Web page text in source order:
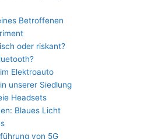
Betroffenen
oder riskant?
Elektroauto
unserer Siedlung
Headsets
Blaues Licht
von 5G